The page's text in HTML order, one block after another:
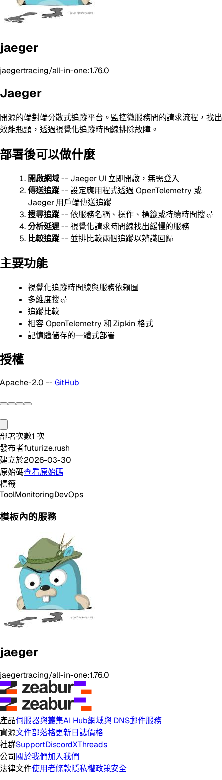
jaeger
jaegertracing/all-in-one:1.76.0
Jaeger
開源的端對端分散式追蹤平台。監控微服務間的請求流程，找出
效能瓶頸，透過視覺化追蹤時間線排除故障。
部署後可以做什麼
開啟網域-- Jaeger UI 立即開啟，無需登入
傳送追蹤-- 設定應用程式透過 OpenTelemetry 或
Jaeger 用戶端傳送追蹤
搜尋追蹤-- 依服務名稱、操作、標籤或持續時間搜尋
分析延遲-- 視覺化請求時間線找出緩慢的服務
比較追蹤-- 並排比較兩個追蹤以辨識回歸
主要功能
視覺化追蹤時間線與服務依賴圖
多維度搜尋
追蹤比較
相容 OpenTelemetry 和 Zipkin 格式
記憶體儲存的一體式部署
授權
Apache-2.0 -- GitHub
部署次數1 次
發布者futurize.rush
建立於2026-03-30
原始碼查看原始碼
標籤
ToolMonitoringDevOps
模板內的服務
jaeger
jaegertracing/all-in-one:1.76.0
產品伺服器與叢集AI Hub網域與 DNS郵件服務
資源文件部落格更新日誌價格
社群SupportDiscordXThreads
公司關於我們加入我們
法律文件使用者條款隱私權政策安全